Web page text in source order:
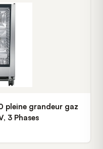
pleine grandeur gaz
3 Phases